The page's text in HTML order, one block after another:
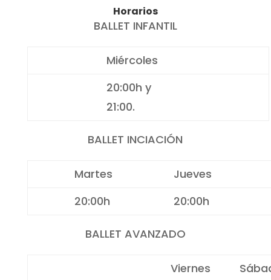
Horarios
BALLET INFANTIL
Miércoles
20:00h y
21:00.
BALLET INCIACIÓN
Martes
Jueves
20:00h
20:00h
BALLET AVANZADO
Viernes